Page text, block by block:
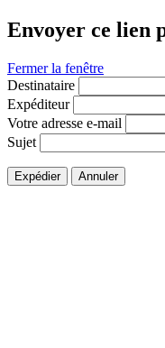
Envoyer ce lien
Fermer la fenêtre
Destinataire
Expéditeur
Votre adresse e-mail
Sujet
Expédier Annuler